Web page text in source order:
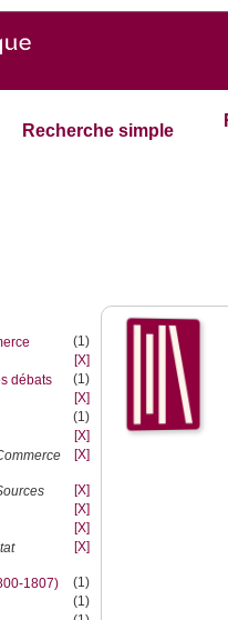
Recherche simple
(1)
[X]
débats
(1)
[X]
(1)
[X]
[X]
[X]
[X]
[X]
[X]
1807)
(1)
(1)